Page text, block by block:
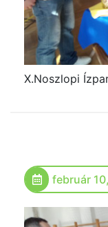
X.Noszlopi
február